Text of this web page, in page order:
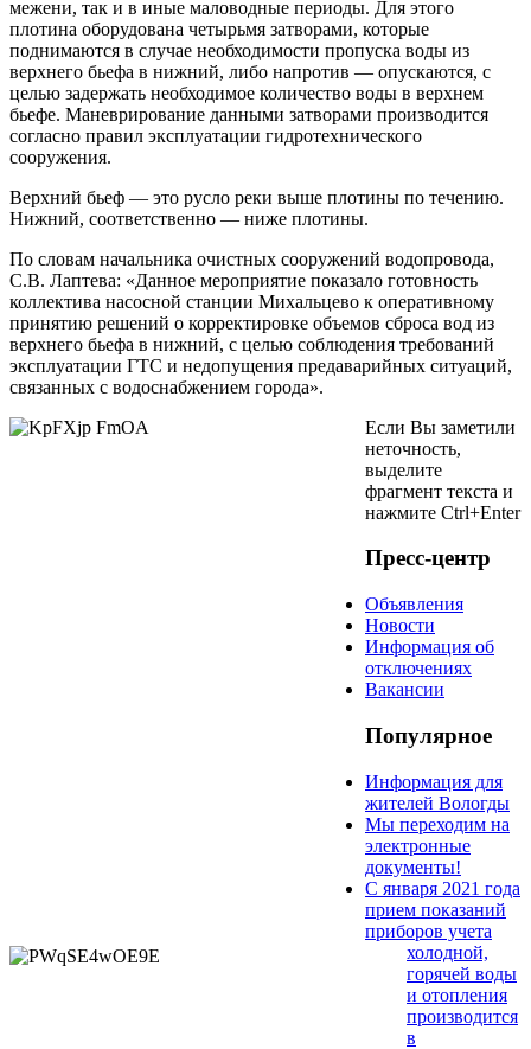
межени, так и в иные маловодные периоды. Для этого
плотина оборудована четырьмя затворами, которые
поднимаются в случае необходимости пропуска воды из
верхнего бьефа в нижний, либо напротив — опускаются, с
целью задержать необходимое количество воды в верхнем
бьефе. Маневрирование данными затворами производится
согласно правил эксплуатации гидротехнического
сооружения.
Верхний бьеф — это русло реки выше плотины по течению.
Нижний, соответственно — ниже плотины.
По словам начальника очистных сооружений водопровода,
С.В. Лаптева: «Данное мероприятие показало готовность
коллектива насосной станции Михальцево к оперативному
принятию решений о корректировке объемов сброса вод из
верхнего бьефа в нижний, с целью соблюдения требований
эксплуатации ГТС и недопущения предаварийных ситуаций,
связанных с водоснабжением города».
Если Вы заметили
неточность,
выделите
фрагмент текста и
нажмите Ctrl+Enter
Пресс-центр
Объявления
Новости
Информация об
отключениях
Вакансии
Популярное
Информация для
жителей Вологды
Мы переходим на
электронные
документы!
С января 2021 года
прием показаний
приборов учета
холодной,
горячей воды
и отопления
производится
в